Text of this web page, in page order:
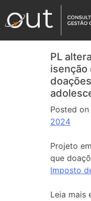
PL
isenção
Posted on
2024
Projeto
que
Imposto
Leia mais